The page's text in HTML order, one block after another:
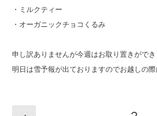
・ミルクティー
・オーガニックチョコくるみ
申し訳ありませんが今週はお取り置きがで
明日は雪予報が出ておりますのでお越しの際